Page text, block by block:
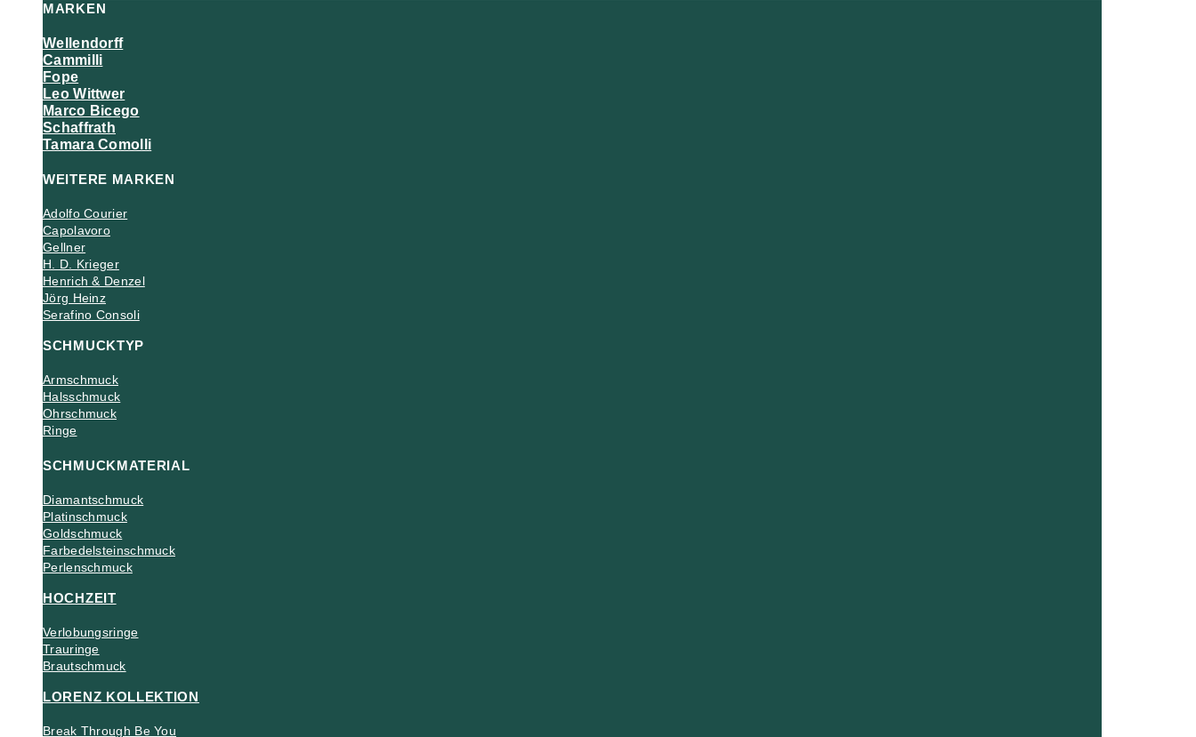
MARKEN
Wellendorff
Cammilli
Fope
Leo Wittwer
Marco Bicego
Schaffrath
Tamara Comolli
WEITERE MARKEN
Adolfo Courier
Capolavoro
Gellner
H. D. Krieger
Henrich & Denzel
Jörg Heinz
Serafino Consoli
SCHMUCKTYP
Armschmuck
Halsschmuck
Ohrschmuck
Ringe
SCHMUCKMATERIAL
Diamantschmuck
Platinschmuck
Goldschmuck
Farbedelsteinschmuck
Perlenschmuck
HOCHZEIT
Verlobungsringe
Trauringe
Brautschmuck
LORENZ KOLLEKTION
Break Through Be You